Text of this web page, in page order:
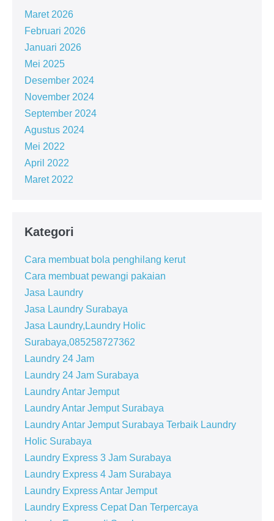
Maret 2026
Februari 2026
Januari 2026
Mei 2025
Desember 2024
November 2024
September 2024
Agustus 2024
Mei 2022
April 2022
Maret 2022
Kategori
Cara membuat bola penghilang kerut
Cara membuat pewangi pakaian
Jasa Laundry
Jasa Laundry Surabaya
Jasa Laundry,Laundry Holic
Surabaya,085258727362
Laundry 24 Jam
Laundry 24 Jam Surabaya
Laundry Antar Jemput
Laundry Antar Jemput Surabaya
Laundry Antar Jemput Surabaya Terbaik Laundry
Holic Surabaya
Laundry Express 3 Jam Surabaya
Laundry Express 4 Jam Surabaya
Laundry Express Antar Jemput
Laundry Express Cepat Dan Terpercaya